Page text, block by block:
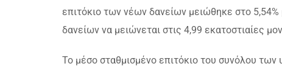
επιτόκιο των νέων δανείων μειώθηκε στο
δανείων να μειώνεται στις 4,99 εκατοστιαίες
Το μέσο σταθμισμένο επιτόκιο του συνόλου